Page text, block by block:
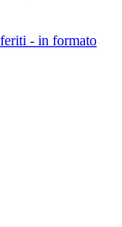
- in formato